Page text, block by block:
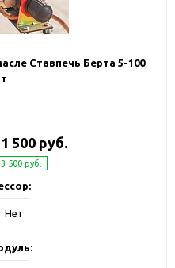
Ставпечь Берта 5-100
500 руб.
3 500 руб.
Нет